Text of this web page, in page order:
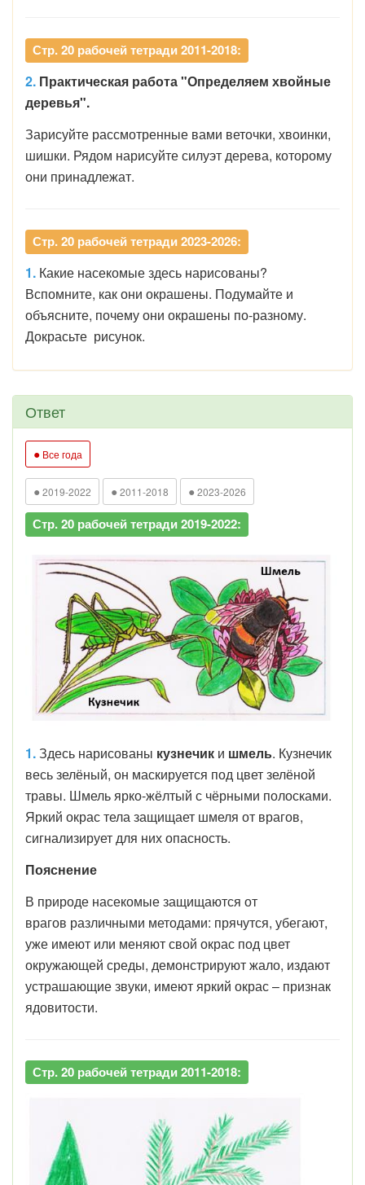
Стр. 20 рабочей тетради 2011-2018:
2. Практическая работа "Определяем хвойные
деревья".
Зарисуйте рассмотренные вами веточки, хвоинки,
шишки. Рядом нарисуйте силуэт дерева, которому
они принадлежат.
Стр. 20 рабочей тетради 2023-2026:
1. Какие насекомые здесь нарисованы?
Вспомните, как они окрашены. Подумайте и
объясните, почему они окрашены по-разному.
Докрасьте рисунок.
Ответ
● Все года
● 2019-2022 ● 2011-2018 ● 2023-2026
Стр. 20 рабочей тетради 2019-2022:
1.Здесь нарисованы кузнечик и шмель. Кузнечик
весь зелёный, он маскируется под цвет зелёной
травы. Шмель ярко-жёлтый с чёрными полосками.
Яркий окрас тела защищает шмеля от врагов,
сигнализирует для них опасность.
Пояснение
В природе насекомые защищаются от
врагов различными методами: прячутся, убегают,
уже имеют или меняют свой окрас под цвет
окружающей среды, демонстрируют жало, издают
устрашающие звуки, имеют яркий окрас – признак
ядовитости.
Стр. 20 рабочей тетради 2011-2018: